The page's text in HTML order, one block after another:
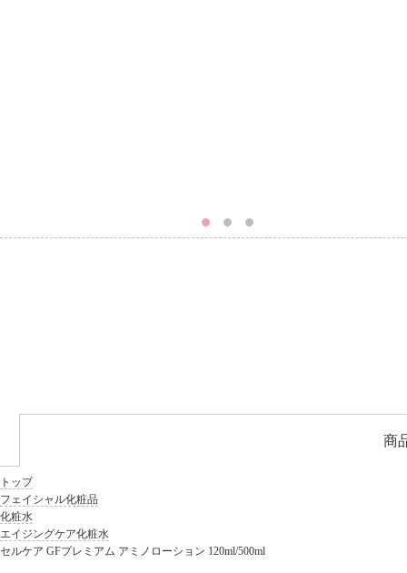
トップ
フェイシャル化粧品
化粧水
エイジングケア化粧水
セルケア GFプレミアム アミノローション 120ml/500ml
商